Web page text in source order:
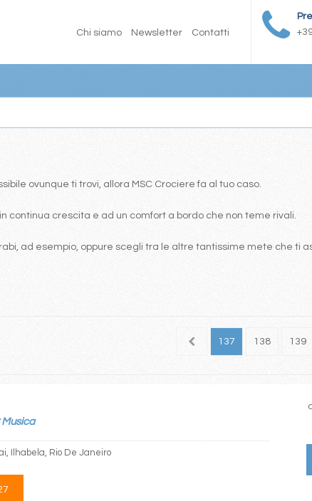
Chi siamo Newsletter Contatti
ovunque ti trovi, allora MSC Crociere fa al tuo caso.
continua crescita e ad un comfort a bordo che non teme rivali.
ad esempio, oppure scegli tra le altre tantissime mete che ti
136 137 138 139
Musica
Ilhabela, Rio De Janeiro